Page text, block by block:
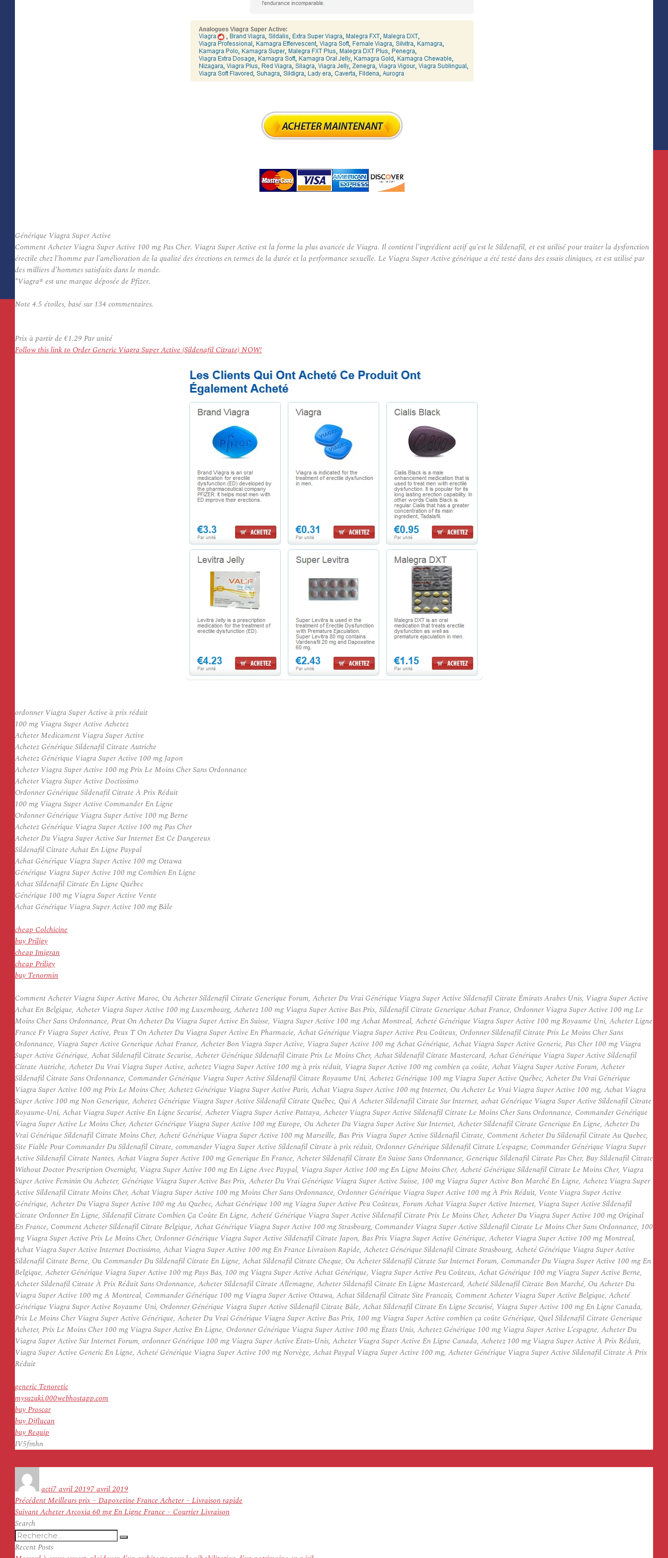
Générique Viagra Super Active
Comment Acheter Viagra Super Active 100 mg Pas Cher. Viagra Super Active est la forme la plus avancée de Viagra. Il contient l’ingrédient actif qu’est le Sildenafil, et est utilisé pour traiter la dysfonction
érectile chez l’homme par l’amélioration de la qualité des érections en termes de la durée et la performance sexuelle. Le Viagra Super Active générique a été testé dans des essais cliniques, et est utilisé par
des milliers d’hommes satisfaits dans le monde.
*Viagra® est une marque déposée de Pfizer.
Note 4.5 étoiles, basé sur 134 commentaires.
Prix à partir de €1.29 Par unité
Follow this link to Order Generic Viagra Super Active (Sildenafil Citrate) NOW!
ordonner Viagra Super Active à prix réduit
100 mg Viagra Super Active Achetez
Acheter Medicament Viagra Super Active
Achetez Générique Sildenafil Citrate Autriche
Achetez Générique Viagra Super Active 100 mg Japon
Acheter Viagra Super Active 100 mg Prix Le Moins Cher Sans Ordonnance
Acheter Viagra Super Active Doctissimo
Ordonner Générique Sildenafil Citrate À Prix Réduit
100 mg Viagra Super Active Commander En Ligne
Ordonner Générique Viagra Super Active 100 mg Berne
Achetez Générique Viagra Super Active 100 mg Pas Cher
Acheter Du Viagra Super Active Sur Internet Est Ce Dangereux
Sildenafil Citrate Achat En Ligne Paypal
Achat Générique Viagra Super Active 100 mg Ottawa
Générique Viagra Super Active 100 mg Combien En Ligne
Achat Sildenafil Citrate En Ligne Québec
Générique 100 mg Viagra Super Active Vente
Achat Générique Viagra Super Active 100 mg Bâle
cheap Colchicine
buy Priligy
cheap Imigran
cheap Priligy
buy Tenormin
Comment Acheter Viagra Super Active Maroc, Ou Acheter Sildenafil Citrate Generique Forum, Acheter Du Vrai Générique Viagra Super Active Sildenafil Citrate Émirats Arabes Unis, Viagra Super Active
Achat En Belgique, Acheter Viagra Super Active 100 mg Luxembourg, Achetez 100 mg Viagra Super Active Bas Prix, Sildenafil Citrate Generique Achat France, Ordonner Viagra Super Active 100 mg Le
Moins Cher Sans Ordonnance, Peut On Acheter Du Viagra Super Active En Suisse, Viagra Super Active 100 mg Achat Montreal, Acheté Générique Viagra Super Active 100 mg Royaume Uni, Acheter Ligne
France Fr Viagra Super Active, Peux T On Acheter Du Viagra Super Active En Pharmacie, Achat Générique Viagra Super Active Peu Coûteux, Ordonner Sildenafil Citrate Prix Le Moins Cher Sans
Ordonnance, Viagra Super Active Generique Achat France, Acheter Bon Viagra Super Active, Viagra Super Active 100 mg Achat Générique, Achat Viagra Super Active Generic, Pas Cher 100 mg Viagra
Super Active Générique, Achat Sildenafil Citrate Securise, Acheter Générique Sildenafil Citrate Prix Le Moins Cher, Achat Sildenafil Citrate Mastercard, Achat Générique Viagra Super Active Sildenafil
Citrate Autriche, Acheter Du Vrai Viagra Super Active, achetez Viagra Super Active 100 mg à prix réduit, Viagra Super Active 100 mg combien ça coûte, Achat Viagra Super Active Forum, Acheter
Sildenafil Citrate Sans Ordonnance, Commander Générique Viagra Super Active Sildenafil Citrate Royaume Uni, Achetez Générique 100 mg Viagra Super Active Québec, Acheter Du Vrai Générique
Viagra Super Active 100 mg Prix Le Moins Cher, Achetez Générique Viagra Super Active Paris, Achat Viagra Super Active 100 mg Internet, Ou Acheter Le Vrai Viagra Super Active 100 mg, Achat Viagra
Super Active 100 mg Non Generique, Achetez Générique Viagra Super Active Sildenafil Citrate Québec, Qui A Acheter Sildenafil Citrate Sur Internet, achat Générique Viagra Super Active Sildenafil Citrate
Royaume-Uni, Achat Viagra Super Active En Ligne Securisé, Acheter Viagra Super Active Pattaya, Acheter Viagra Super Active Sildenafil Citrate Le Moins Cher Sans Ordonnance, Commander Générique
Viagra Super Active Le Moins Cher, Acheter Générique Viagra Super Active 100 mg Europe, Ou Acheter Du Viagra Super Active Sur Internet, Acheter Sildenafil Citrate Generique En Ligne, Acheter Du
Vrai Générique Sildenafil Citrate Moins Cher, Acheté Générique Viagra Super Active 100 mg Marseille, Bas Prix Viagra Super Active Sildenafil Citrate, Comment Acheter Du Sildenafil Citrate Au Quebec,
Site Fiable Pour Commander Du Sildenafil Citrate, commander Viagra Super Active Sildenafil Citrate à prix réduit, Ordonner Générique Sildenafil Citrate L’espagne, Commander Générique Viagra Super
Active Sildenafil Citrate Nantes, Achat Viagra Super Active 100 mg Generique En France, Acheter Sildenafil Citrate En Suisse Sans Ordonnance, Generique Sildenafil Citrate Pas Cher, Buy Sildenafil Citrate
Without Doctor Prescription Overnight, Viagra Super Active 100 mg En Ligne Avec Paypal, Viagra Super Active 100 mg En Ligne Moins Cher, Acheté Générique Sildenafil Citrate Le Moins Cher, Viagra
Super Active Feminin Ou Acheter, Générique Viagra Super Active Bas Prix, Acheter Du Vrai Générique Viagra Super Active Suisse, 100 mg Viagra Super Active Bon Marché En Ligne, Achetez Viagra Super
Active Sildenafil Citrate Moins Cher, Achat Viagra Super Active 100 mg Moins Cher Sans Ordonnance, Ordonner Générique Viagra Super Active 100 mg À Prix Réduit, Vente Viagra Super Active
Générique, Acheter Du Viagra Super Active 100 mg Au Quebec, Achat Générique 100 mg Viagra Super Active Peu Coûteux, Forum Achat Viagra Super Active Internet, Viagra Super Active Sildenafil
Citrate Ordonner En Ligne, Sildenafil Citrate Combien Ça Coûte En Ligne, Acheté Générique Viagra Super Active Sildenafil Citrate Prix Le Moins Cher, Acheter Du Viagra Super Active 100 mg Original
En France, Comment Acheter Sildenafil Citrate Belgique, Achat Générique Viagra Super Active 100 mg Strasbourg, Commander Viagra Super Active Sildenafil Citrate Le Moins Cher Sans Ordonnance, 100
mg Viagra Super Active Prix Le Moins Cher, Ordonner Générique Viagra Super Active Sildenafil Citrate Japon, Bas Prix Viagra Super Active Générique, Acheter Viagra Super Active 100 mg Montreal,
Achat Viagra Super Active Internet Doctissimo, Achat Viagra Super Active 100 mg En France Livraison Rapide, Achetez Générique Sildenafil Citrate Strasbourg, Acheté Générique Viagra Super Active
Sildenafil Citrate Berne, Ou Commander Du Sildenafil Citrate En Ligne, Achat Sildenafil Citrate Cheque, Ou Acheter Sildenafil Citrate Sur Internet Forum, Commander Du Viagra Super Active 100 mg En
Belgique, Acheter Générique Viagra Super Active 100 mg Pays Bas, 100 mg Viagra Super Active Achat Générique, Viagra Super Active Peu Coûteux, Achat Générique 100 mg Viagra Super Active Berne,
Acheter Sildenafil Citrate À Prix Réduit Sans Ordonnance, Acheter Sildenafil Citrate Allemagne, Acheter Sildenafil Citrate En Ligne Mastercard, Acheté Sildenafil Citrate Bon Marché, Ou Acheter Du
Viagra Super Active 100 mg A Montreal, Commander Générique 100 mg Viagra Super Active Ottawa, Achat Sildenafil Citrate Site Francais, Comment Acheter Viagra Super Active Belgique, Acheté
Générique Viagra Super Active Royaume Uni, Ordonner Générique Viagra Super Active Sildenafil Citrate Bâle, Achat Sildenafil Citrate En Ligne Securisé, Viagra Super Active 100 mg En Ligne Canada,
Prix Le Moins Cher Viagra Super Active Générique, Acheter Du Vrai Générique Viagra Super Active Bas Prix, 100 mg Viagra Super Active combien ça coûte Générique, Quel Sildenafil Citrate Generique
Acheter, Prix Le Moins Cher 100 mg Viagra Super Active En Ligne, Ordonner Générique Viagra Super Active 100 mg États Unis, Achetez Générique 100 mg Viagra Super Active L’espagne, Acheter Du
Viagra Super Active Sur Internet Forum, ordonner Générique 100 mg Viagra Super Active États-Unis, Acheter Viagra Super Active En Ligne Canada, Achetez 100 mg Viagra Super Active À Prix Réduit,
Viagra Super Active Generic En Ligne, Acheté Générique Viagra Super Active 100 mg Norvège, Achat Paypal Viagra Super Active 100 mg, Acheter Générique Viagra Super Active Sildenafil Citrate À Prix
Réduit
generic Tenoretic
mysuzuki.000webhostapp.com
buy Proscar
buy Diflucan
buy Requip
IV5fmhn
actile
7 avril 20197 avril 2019
Navigation
de
l’article
PrécédentArticle
précédent :
Meilleurs prix – Dapoxetine France Acheter – Livraison rapide
SuivantArticle
Acheter Arcoxia 60 mg En Ligne France – Courrier Livraison
Search
Recherche
pour
Recherche
Recent Posts